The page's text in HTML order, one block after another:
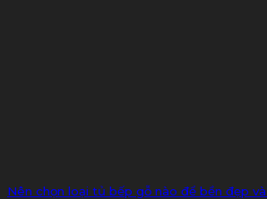
Nên chọn loại tủ bếp gỗ nào để bền đẹp